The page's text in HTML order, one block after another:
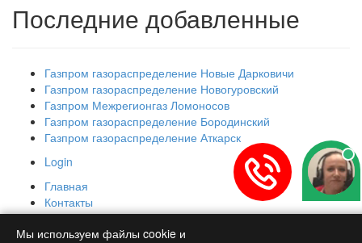
Последние добавленные
Газпром газораспределение Новые Дарковичи
Газпром газораспределение Новогуровский
Газпром Межрегионгаз Ломоносов
Газпром газораспределение Бородинский
Газпром газораспределение Аткарск
Login
Мы используем файлы cookie и
Главная
Контакты
Новости